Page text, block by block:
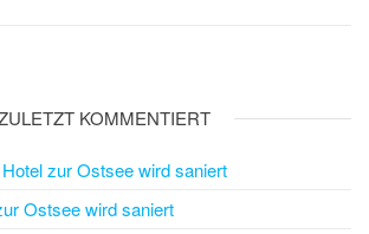
KOMMENTIERT
Hotel zur Ostsee wird saniert
Ostsee wird saniert